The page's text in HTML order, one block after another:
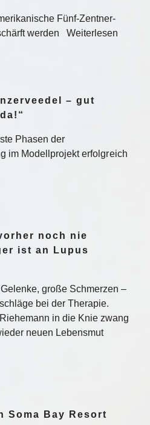
Fünf-Zentner-
werden Weiterlesen
– gut
Phasen der
im Modellprojekt erfolgreich
noch nie
ist an Lupus
große Schmerzen –
bei der Therapie.
in die Knie zwang
neuen Lebensmut
Soma Bay Resort